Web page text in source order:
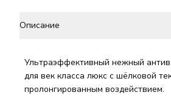
Описание
Ультраэффективный нежный
для век класса люкс с шёлковой
пролонгированным воздействием.